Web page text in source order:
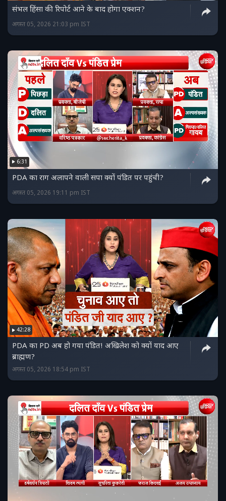
संभल हिंसा की रिपोर्ट आने के बाद होगा एक्शन?
अगस्त 05, 2026 21:03 pm IST
6:31
PDA का राग अलापने वाली सपा क्यों पंडित पर पहुंची?
अगस्त 05, 2026 19:11 pm IST
42:28
PDA का PD अब हो गया पंडित! अखिलेश को क्यों याद आए
ब्राह्मण?
अगस्त 05, 2026 18:54 pm IST